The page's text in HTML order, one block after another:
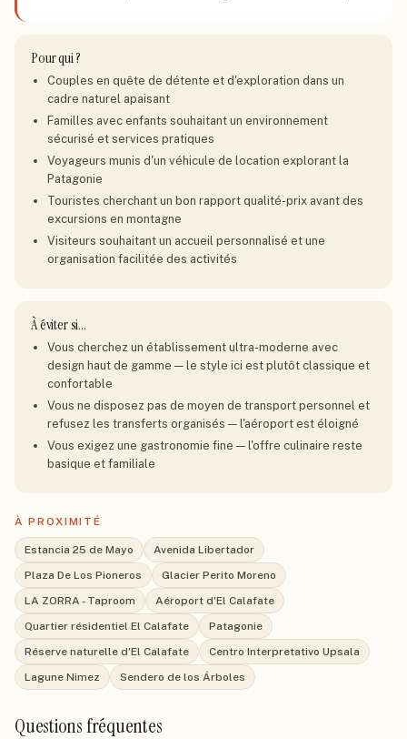
Pour qui ?
Couples en quête de détente et d'exploration dans un
cadre naturel apaisant
Familles avec enfants souhaitant un environnement
sécurisé et services pratiques
Voyageurs munis d'un véhicule de location explorant la
Patagonie
Touristes cherchant un bon rapport qualité-prix avant des
excursions en montagne
Visiteurs souhaitant un accueil personnalisé et une
organisation facilitée des activités
À éviter si…
Vous cherchez un établissement ultra-moderne avec
design haut de gamme — le style ici est plutôt classique et
confortable
Vous ne disposez pas de moyen de transport personnel et
refusez les transferts organisés — l'aéroport est éloigné
Vous exigez une gastronomie fine — l'offre culinaire reste
basique et familiale
À PROXIMITÉ
Estancia 25 de Mayo
Avenida Libertador
Plaza De Los Pioneros
Glacier Perito Moreno
LA ZORRA - Taproom
Aéroport d'El Calafate
Quartier résidentiel El Calafate
Patagonie
Réserve naturelle d'El Calafate
Centro Interpretativo Upsala
Lagune Nimez
Sendero de los Árboles
Questions fréquentes